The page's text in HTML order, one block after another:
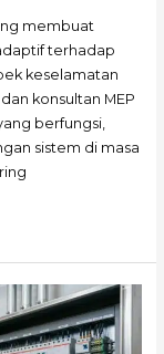
membuat
terhadap
keselamatan
konsultan MEP
berfungsi,
sistem di masa